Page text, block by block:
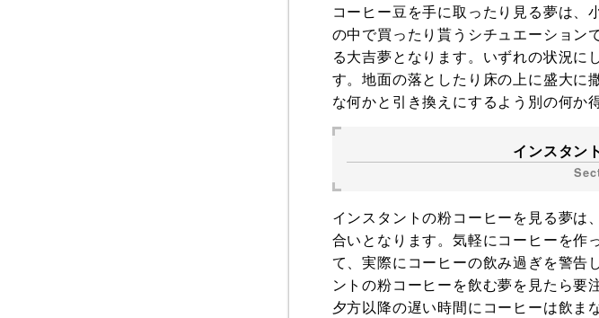
コーヒー豆を手に取ったり見る夢は、
の中で買ったり貰うシチュエーション
る大吉夢となります。いずれの状況に
す。地面の落としたり床の上に盛大に
な何かと引き換えにするよう別の何か
インスタン
インスタントの粉コーヒーを見る夢は
合いとなります。気軽にコーヒーを作
て、実際にコーヒーの飲み過ぎを警告
ントの粉コーヒーを飲む夢を見たら要
夕方以降の遅い時間にコーヒーは飲ま